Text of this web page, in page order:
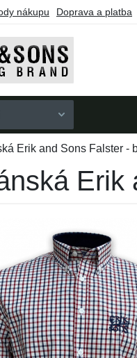
nákupu Doprava a platba
Erik and Sons Falster -
Erik